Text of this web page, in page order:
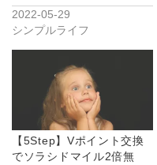
2022-05-29
シンプルライフ
【5Step】Vポイント交換
でソラシドマイル2倍無